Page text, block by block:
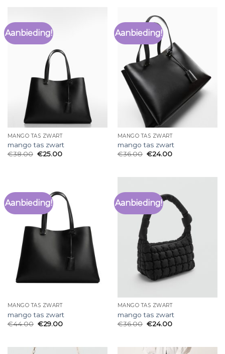
Aanbieding!
MANGO TAS ZWART
mango tas zwart
€38.00 €25.00
Aanbieding!
MANGO TAS ZWART
mango tas zwart
€36.00 €24.00
Aanbieding!
MANGO TAS ZWART
mango tas zwart
€44.00 €29.00
Aanbieding!
MANGO TAS ZWART
mango tas zwart
€36.00 €24.00